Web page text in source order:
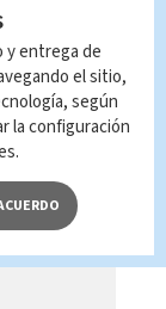
04
y entrega de
el sitio,
según
la configuración